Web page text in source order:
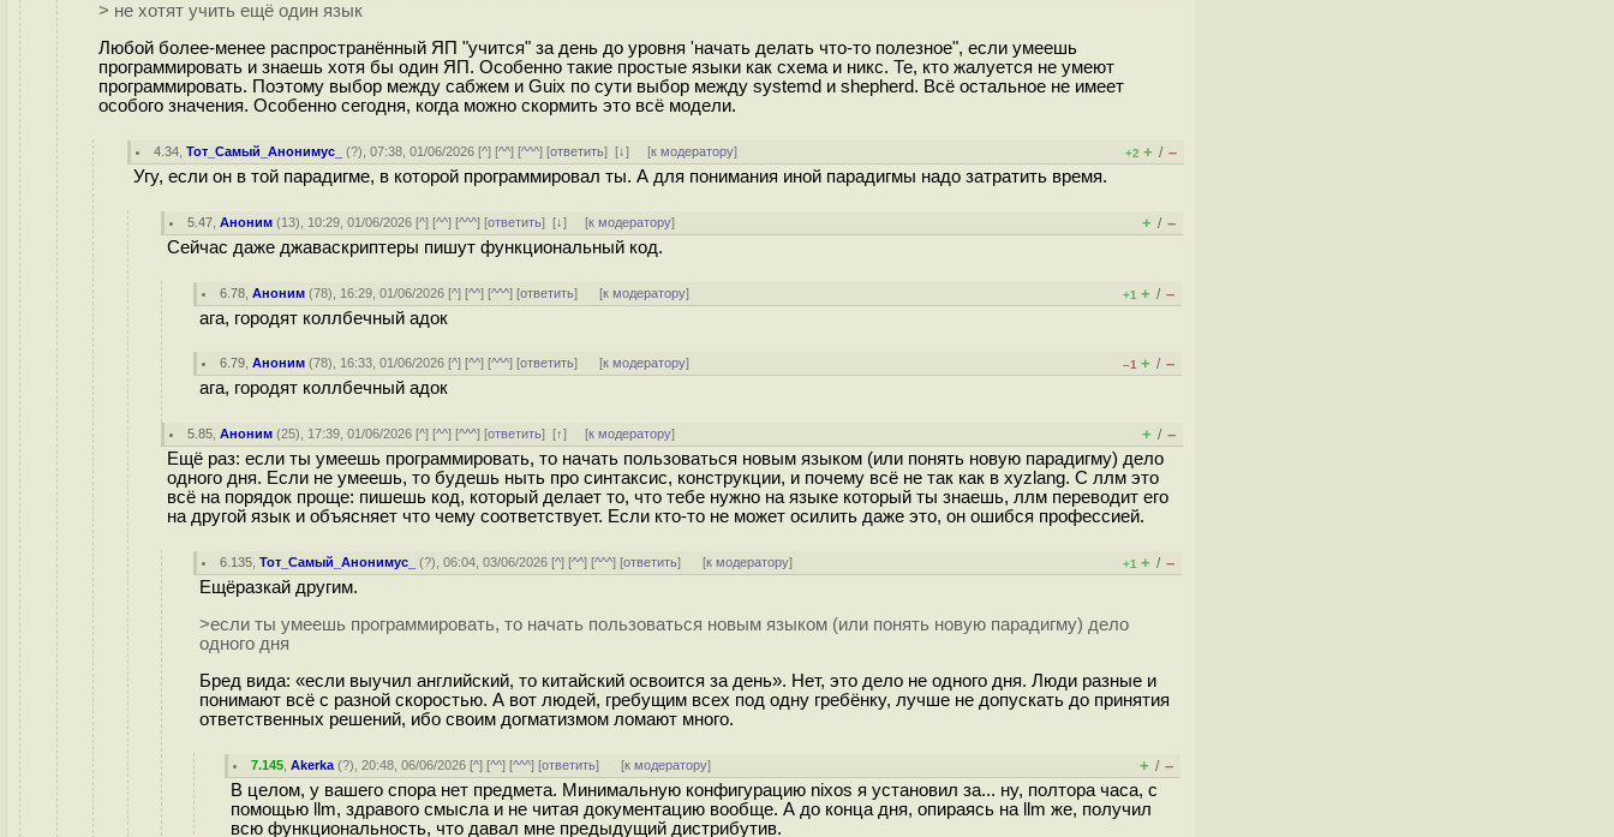
> не хотят учить ещё один язык
Любой более-менее распространённый ЯП "учится" за день до уровня 'начать делать что-то полезное", если умеешь
программировать и знаешь хотя бы один ЯП. Особенно такие простые языки как схема и никс. Те, кто жалуется не умеют
программировать. Поэтому выбор между сабжем и Guix по сути выбор между systemd и shepherd. Всё остальное не имеет
особого значения. Особенно сегодня, когда можно скормить это всё модели.
4.34 ,Тот_Самый_Анонимус_ (?), 07:38, 01/06/2026 [^] [^^] [^^^] [ответить][↓] [к модератору] +2 + / –
Угу, если он в той парадигме, в которой программировал ты. А для понимания иной парадигмы надо затратить время.
5.47 ,Аноним (13), 10:29, 01/06/2026 [^] [^^] [^^^] [ответить][↓] [к модератору] + / –
Сейчас даже джаваскриптеры пишут функциональный код.
6.78 ,Аноним (78), 16:29, 01/06/2026 [^] [^^] [^^^] [ответить] [к модератору] +1 + / –
ага, городят коллбечный адок
6.79 ,Аноним (78), 16:33, 01/06/2026 [^] [^^] [^^^] [ответить] [к модератору] –1 + / –
ага, городят коллбечный адок
5.85 ,Аноним (25), 17:39, 01/06/2026 [^] [^^] [^^^] [ответить][↑] [к модератору] + / –
Ещё раз: если ты умеешь программировать, то начать пользоваться новым языком (или понять новую парадигму) дело
одного дня. Если не умеешь, то будешь ныть про синтаксис, конструкции, и почему всё не так как в xyzlang. С ллм это
всё на порядок проще: пишешь код, который делает то, что тебе нужно на языке который ты знаешь, ллм переводит его
на другой язык и объясняет что чему соответствует. Если кто-то не может осилить даже это, он ошибся профессией.
6.135 ,Тот_Самый_Анонимус_ (?), 06:04, 03/06/2026 [^] [^^] [^^^] [ответить] [к модератору] +1 + / –
Ещёразкай другим.
>если ты умеешь программировать, то начать пользоваться новым языком (или понять новую парадигму) дело
одного дня
Бред вида: «если выучил английский, то китайский освоится за день». Нет, это дело не одного дня. Люди разные и
понимают всё с разной скоростью. А вот людей, гребущим всех под одну гребёнку, лучше не допускать до принятия
ответственных решений, ибо своим догматизмом ломают много.
7.145 ,Akerka (?), 20:48, 06/06/2026 [^] [^^] [^^^] [ответить] [к модератору] + / –
В целом, у вашего спора нет предмета. Минимальную конфигурацию nixos я установил за... ну, полтора часа, с
помощью llm, здравого смысла и не читая документацию вообще. А до конца дня, опираясь на llm же, получил
всю функциональность, что давал мне предыдущий дистрибутив.